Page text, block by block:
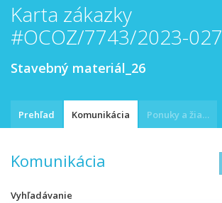
Karta zákazky
#OCOZ/7743/2023-027
Stavebný materiál_26
Prehľad Komunikácia Ponuky a žiadosti
Komunikácia
Vyhľadávanie